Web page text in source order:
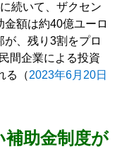
続いて、ザクセン
額は約40億ユーロ
、残り3割をプロ
間企業による投資
る（2023年6月20日
補助金制度が